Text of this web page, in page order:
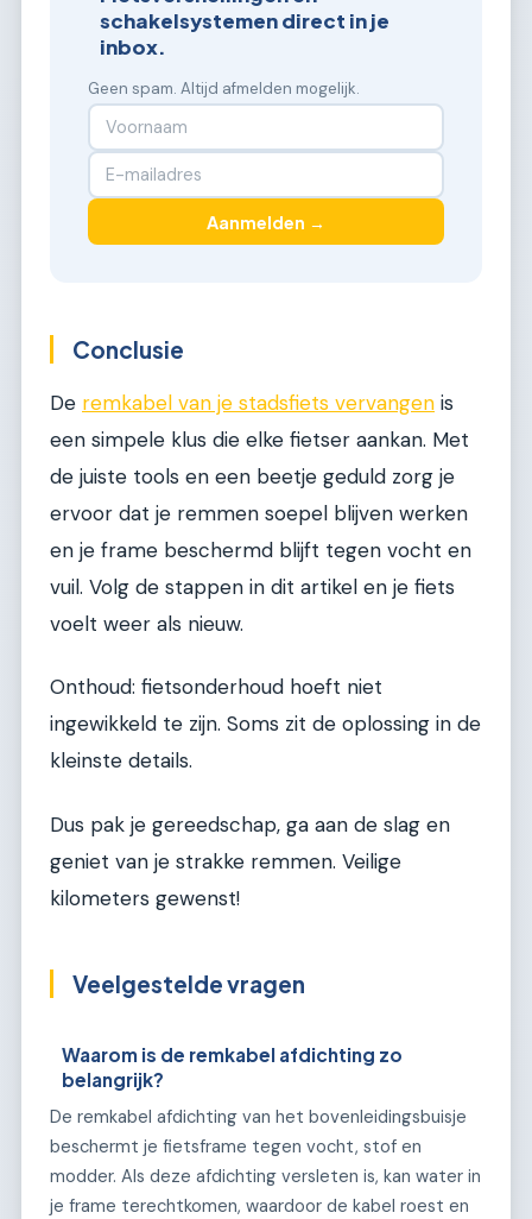
schakelsystemen direct in je
inbox.
Geen spam. Altijd afmelden mogelijk.
Aanmelden →
Conclusie
De remkabel van je stadsfiets vervangen is
een simpele klus die elke fietser aankan. Met
de juiste tools en een beetje geduld zorg je
ervoor dat je remmen soepel blijven werken
en je frame beschermd blijft tegen vocht en
vuil. Volg de stappen in dit artikel en je fiets
voelt weer als nieuw.
Onthoud: fietsonderhoud hoeft niet
ingewikkeld te zijn. Soms zit de oplossing in de
kleinste details.
Dus pak je gereedschap, ga aan de slag en
geniet van je strakke remmen. Veilige
kilometers gewenst!
Veelgestelde vragen
Waarom is de remkabel afdichting zo
belangrijk?
De remkabel afdichting van het bovenleidingsbuisje
beschermt je fietsframe tegen vocht, stof en
modder. Als deze afdichting versleten is, kan water in
je frame terechtkomen, waardoor de kabel roest en